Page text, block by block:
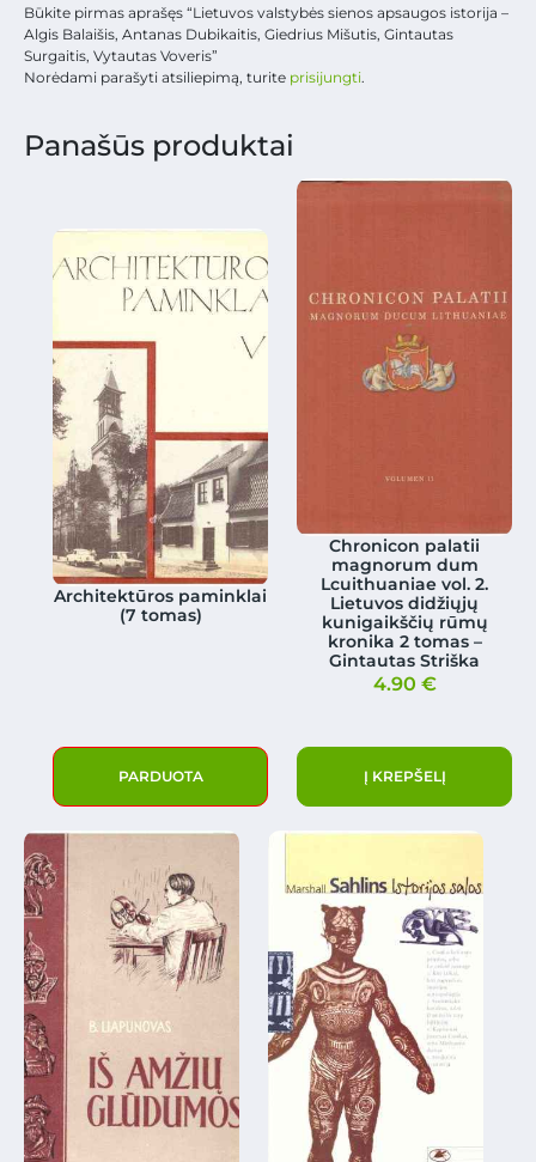
Būkite pirmas aprašęs “Lietuvos valstybės sienos apsaugos istorija –
Algis Balaišis, Antanas Dubikaitis, Giedrius Mišutis, Gintautas
Surgaitis, Vytautas Voveris”
Norėdami parašyti atsiliepimą, turite prisijungti.
Panašūs produktai
Architektūros paminklai
(7 tomas)
PARDUOTA
Chronicon palatii
magnorum dum
Lcuithuaniae vol. 2.
Lietuvos didžiųjų
kunigaikščių rūmų
kronika 2 tomas –
Gintautas Striška
4.90 €
Į KREPŠELĮ